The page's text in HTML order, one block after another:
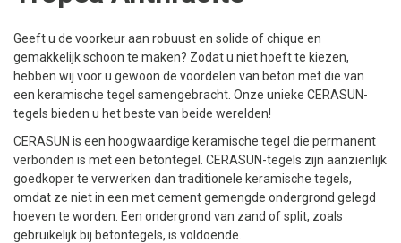
Geeft u de voorkeur aan robuust en solide of chique en
gemakkelijk schoon te maken? Zodat u niet hoeft te kiezen,
hebben wij voor u gewoon de voordelen van beton met die van
een keramische tegel samengebracht. Onze unieke CERASUN-
tegels bieden u het beste van beide werelden!
CERASUN is een hoogwaardige keramische tegel die permanent
verbonden is met een betontegel. CERASUN-tegels zijn aanzienlijk
goedkoper te verwerken dan traditionele keramische tegels,
omdat ze niet in een met cement gemengde ondergrond gelegd
hoeven te worden. Een ondergrond van zand of split, zoals
gebruikelijk bij betontegels, is voldoende.